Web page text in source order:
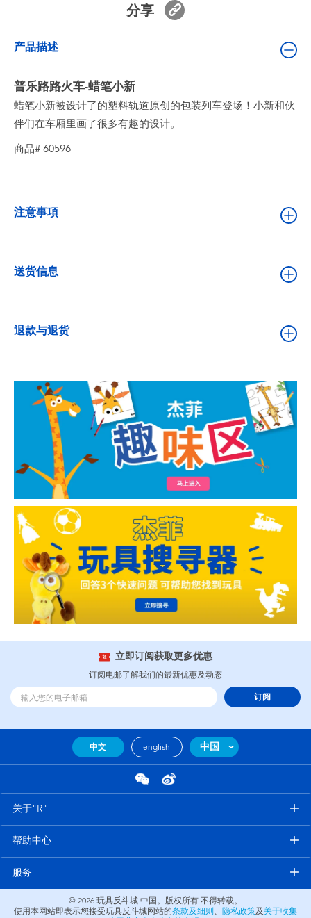
玩具促销
玩具清货
分享
产品描述
普乐路路火车-蜡笔小新
蜡笔小新被设计了的塑料轨道原创的包装列车登场！小新和伙
伴们在车厢里画了很多有趣的设计。
商品# 60596
注意事項
送货信息
退款与退货
立即订阅获取更多优惠
订阅电邮了解我们的最新优惠及动态
订阅
中文 english 中国
关于"R"
帮助中心
服务
© 2026 玩具反斗城 中国。版权所有 不得转载。
使用本网站即表示您接受玩具反斗城网站的条款及细则 、 隐私政策及 关于收集